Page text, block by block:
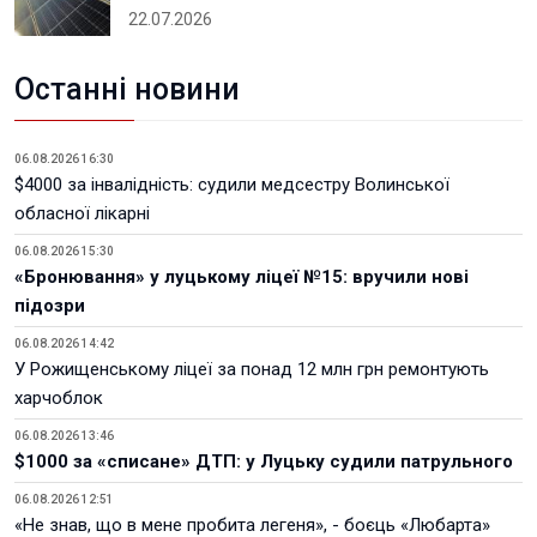
22.07.2026
Останні новини
06.08.2026 16:30
$4000 за інвалідність: судили медсестру Волинської
обласної лікарні
06.08.2026 15:30
«Бронювання» у луцькому ліцеї №15: вручили нові
підозри
06.08.2026 14:42
У Рожищенському ліцеї за понад 12 млн грн ремонтують
харчоблок
06.08.2026 13:46
$1000 за «списане» ДТП: у Луцьку судили патрульного
06.08.2026 12:51
«Не знав, що в мене пробита легеня», - боєць «Любарта»